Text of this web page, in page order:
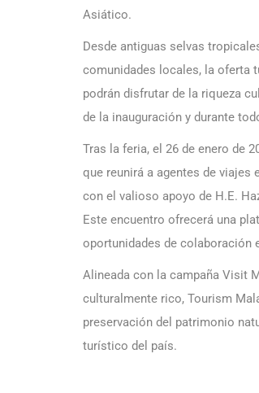
Asiático.
Desde antiguas selvas
comunidades locales, la oferta
podrán disfrutar de la riqueza
de la inauguración y durante
Tras la feria, el 26 de enero de
que reunirá a agentes de
con el valioso apoyo de H.E.
Este encuentro ofrecerá una
oportunidades de
Alineada con la campaña Visit
culturalmente rico, Tourism
preservación del patrimonio
turístico del país.